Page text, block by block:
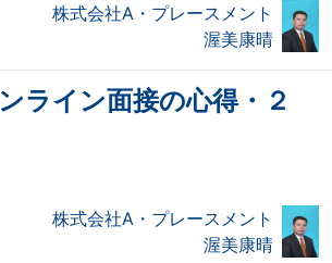
株式会社A・プレースメント
渥美康晴
ライン面接の心得・２
株式会社A・プレースメント
渥美康晴